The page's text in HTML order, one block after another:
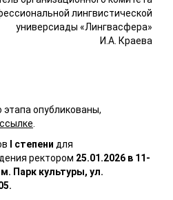
лингвистической
универсиады «Лингвасфера»
И.А. Краева
этапа опубликованы,
ссылке
I степени для
ректором 25.01.2026 в 11-
м. Парк культуры, ул.